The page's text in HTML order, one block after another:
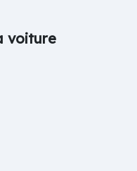
voiture